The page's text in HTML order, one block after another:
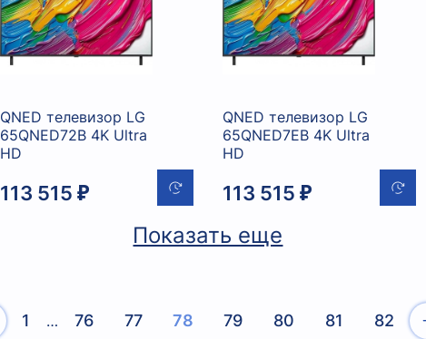
QNED телевизор LG
65QNED72B 4K Ultra
HD
113 515 ₽
QNED телевизор LG
65QNED7EB 4K Ultra
HD
113 515 ₽
Показать еще
1 … 76 77 78 79 80 81 82